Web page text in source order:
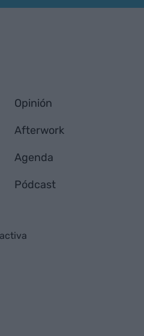
Opinión
Afterwork
Agenda
Pódcast